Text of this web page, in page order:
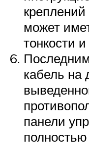
может
тонкости
кабель на
панели
полностью